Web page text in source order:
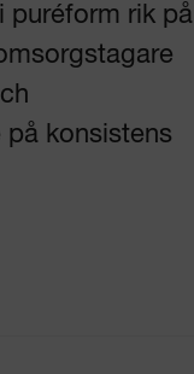
puréform rik på
på konsistens